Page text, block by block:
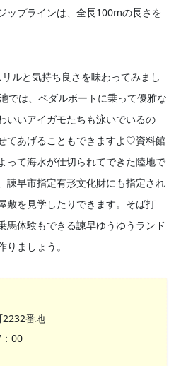
ップラインは、全長100mの長さを
ルと気持ち良さを味わってみまし
では、ペダルボートに乗って優雅な
いいアイガモたちも泳いでいるの
てあげることもできますよ♡資料館
って海水が仕切られてできた陸地で
諫早市指定有形文化財にも指定され
敷を見学したりできます。そば打
馬体験もできる諫早ゆうゆうランド
ましょう。
2232番地
：00